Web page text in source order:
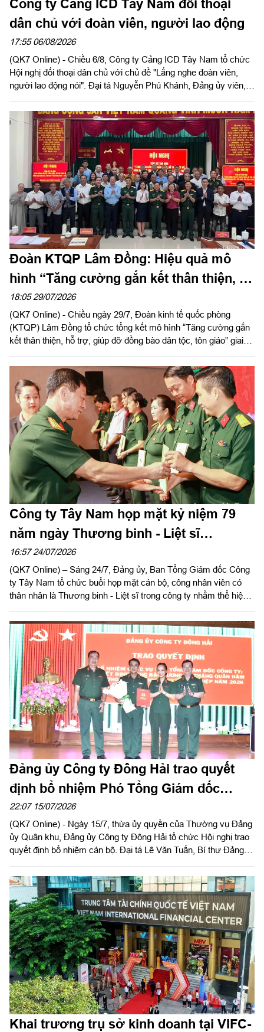
Công ty Cảng ICD Tây Nam đối thoại
dân chủ với đoàn viên, người lao động
17:55 06/08/2026
(QK7 Online) - Chiều 6/8, Công ty Cảng ICD Tây Nam tổ chức
Hội nghị đối thoại dân chủ với chủ đề "Lắng nghe đoàn viên,
người lao động nói". Đại tá Nguyễn Phú Khánh, Đảng ủy viên,
Thượng tá Nguyễn Ngọc Khánh, Giám đốc Công ty Cảng ICD
Tây Nam chủ trì hội nghị. Dự hội nghị có Đại tá Phạm Thị Thu
Hương, Trưởng phòng Công tác quần chúng, Cục Chính trị
Quân khu 7; Đại tá Trần Thị Mỹ Châu, Phó Tổng giám đốc
Công ty Tây Nam cùng đông đảo cán bộ, đoàn viên, người lao
động Công ty Cảng ICD Tây Nam.
Đoàn KTQP Lâm Đồng: Hiệu quả mô
hình “Tăng cường gắn kết thân thiện, hỗ
trợ, giúp đỡ đồng bào dân tộc, tôn giáo”
18:05 29/07/2026
(QK7 Online) - Chiều ngày 29/7, Đoàn kinh tế quốc phòng
(KTQP) Lâm Đồng tổ chức tổng kết mô hình “Tăng cường gắn
kết thân thiện, hỗ trợ, giúp đỡ đồng bào dân tộc, tôn giáo” giai
Chính trị Quân khu dự chỉ đạo hội nghị.
Công ty Tây Nam họp mặt kỷ niệm 79
năm ngày Thương binh - Liệt sĩ
(27/7/1947 – 27/7/2026)
16:57 24/07/2026
(QK7 Online) – Sáng 24/7, Đảng ủy, Ban Tổng Giám đốc Công
ty Tây Nam tổ chức buổi họp mặt cán bộ, công nhân viên có
thân nhân là Thương binh - Liệt sĩ trong công ty nhằm thể hiện
thương binh, bệnh binh nhân kỷ niệm 79 năm ngày Thương
binh - Liệt sĩ (27/7/1947 – 27/7/2026).
Đảng ủy Công ty Đông Hải trao quyết
định bổ nhiệm Phó Tổng Giám đốc
Công ty
22:07 15/07/2026
(QK7 Online) - Ngày 15/7, thừa ủy quyền của Thường vụ Đảng
ủy Quân khu, Đảng ủy Công ty Đông Hải tổ chức Hội nghị trao
quyết định bổ nhiệm cán bộ. Đại tá Lê Văn Tuấn, Bí thư Đảng
Khai trương trụ sở kinh doanh tại VIFC-